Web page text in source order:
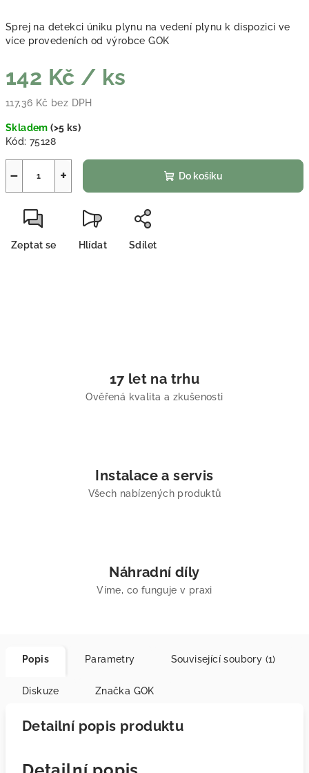
Sprej na detekci úniku plynu na vedení plynu k dispozici ve
více provedeních od výrobce GOK
142 Kč / ks
117,36 Kč bez DPH
Skladem(>5 ks)
Kód: 75128
+
− Do košíku
Zeptat se Hlídat Sdílet
17 let na trhu
Ověřená kvalita a zkušenosti
Instalace a servis
Všech nabízených produktů
Náhradní díly
Víme, co funguje v praxi
Popis Parametry Související soubory (1)
Diskuze Značka GOK
Detailní popis produktu